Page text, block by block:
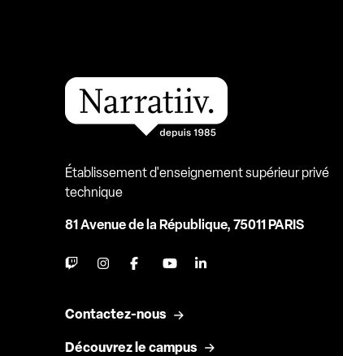
Établissement d'enseignement supérieur privé
technique
81 Avenue de la République, 75011 PARIS
Contactez-nous
Découvrez le campus